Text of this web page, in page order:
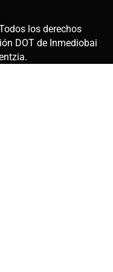
los derechos
DOT de Inmediobai
.